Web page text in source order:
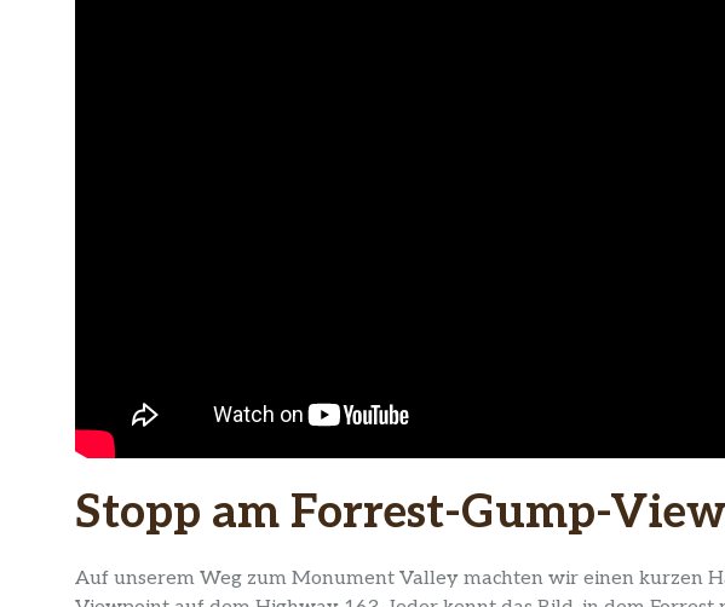
Stopp am Forrest-Gump-
Auf unserem Weg zum Monument Valley machten wir einen kurzen